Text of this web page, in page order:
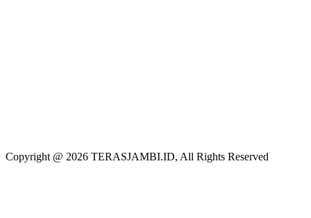
Copyright @ 2026 TERASJAMBI.ID, All Rights Reserved